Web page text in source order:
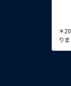
＊
り